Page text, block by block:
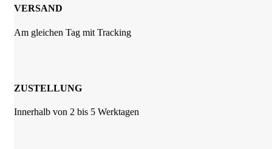
VERSAND
Am gleichen Tag mit Tracking
ZUSTELLUNG
Innerhalb von 2 bis 5 Werktagen